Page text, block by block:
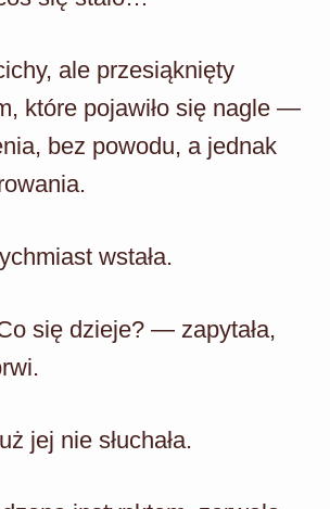
ale przesiąknięty
które pojawiło się nagle —
bez powodu, a jednak
wstała.
się dzieje? — zapytała,
jej nie słuchała.